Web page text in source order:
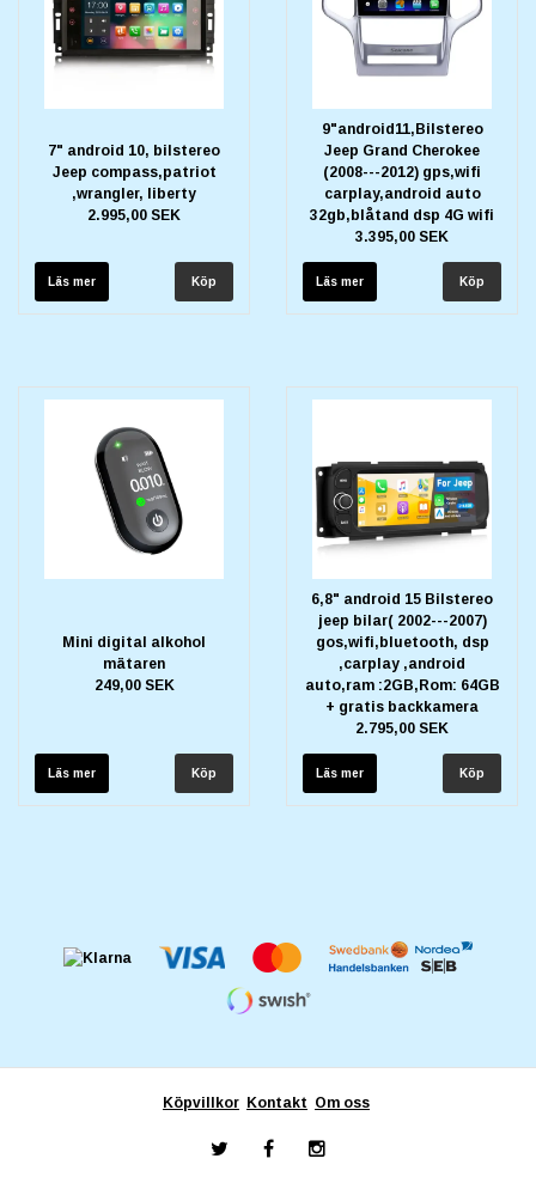
7" android 10, bilstereo
Jeep compass,patriot
,wrangler, liberty
2.995,00 SEK
Läs mer
9"android11,Bilstereo
Jeep Grand Cherokee
(2008---2012) gps,wifi
carplay,android auto
32gb,blåtand dsp 4G wifi
3.395,00 SEK
Läs mer
Mini digital alkohol
mätaren
249,00 SEK
Läs mer
6,8" android 15 Bilstereo
jeep bilar( 2002---2007)
gos,wifi,bluetooth, dsp
,carplay ,android
auto,ram :2GB,Rom: 64GB
+ gratis backkamera
2.795,00 SEK
Läs mer
Köpvillkor Kontakt Om oss